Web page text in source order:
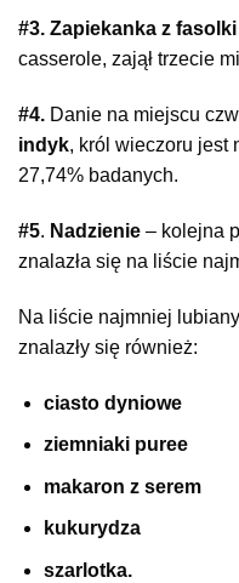
#3. Zapiekanka z
casserole, zajął trzecie
#4. Danie na miejscu
indyk, król wieczoru jest
27,74% badanych.
#5. Nadzienie – kolejna
znalazła się na liście
Na liście najmniej
znalazły się również:
ciasto dyniowe
ziemniaki puree
makaron z serem
kukurydza
szarlotka.